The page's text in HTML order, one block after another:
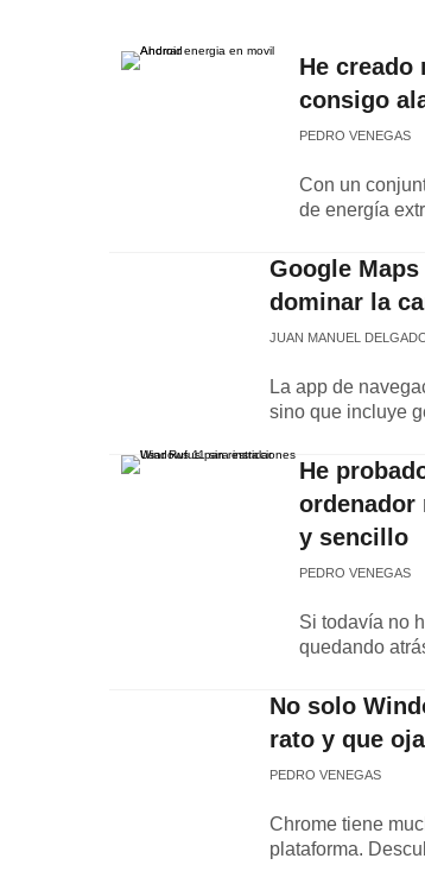
He
consigo
PEDRO VENEGAS
Con un
de energía
Google
dominar la
JUAN MANUEL
La app de
sino que incluye
He
ordenador
y sencillo
PEDRO VENEGAS
Si todavía no
quedando
No solo
rato y que
PEDRO VENEGAS
Chrome tiene
plataforma.